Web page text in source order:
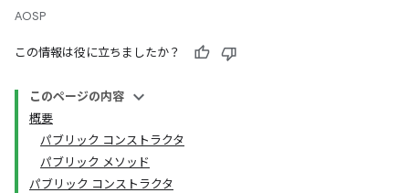
AOSP
この情報は役に立ちましたか？
このページの内容
概要
パブリック コンストラクタ
パブリック メソッド
パブリック コンストラクタ